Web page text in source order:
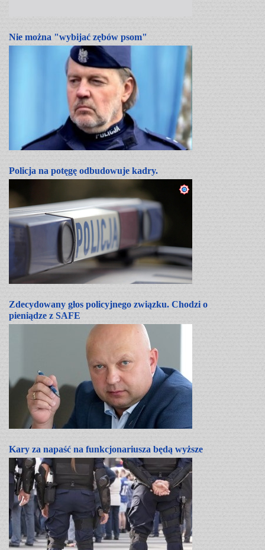
Nie można "wybijać zębów psom"
Policja na potęgę odbudowuje kadry.
Zdecydowany głos policyjnego związku. Chodzi o
pieniądze z SAFE
Kary za napaść na funkcjonariusza będą wyższe